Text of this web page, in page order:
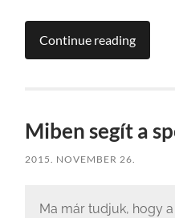
Continue reading
Miben segít a
2015. NOVEMBER 26.
Ma már tudjuk, hogy